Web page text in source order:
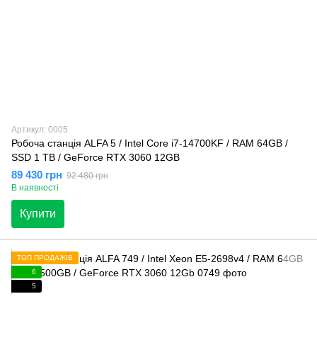
Артикул: 0005
Робоча станція ALFA 5 / Intel Core i7-14700KF / RAM 64GB /
SSD 1 TB / GeForce RTX 3060 12GB
89 430 грн 92 480 грн
В наявності
Купити
ТОП ПРОДАЖІВ
6
5